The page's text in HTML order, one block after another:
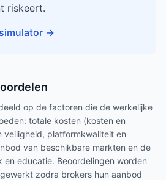
riskeert.
→
op de factoren die de werkelijke
totale kosten (kosten en
veiligheid, platformkwaliteit en
van beschikbare markten en de
educatie. Beoordelingen worden
zodra brokers hun aanbod